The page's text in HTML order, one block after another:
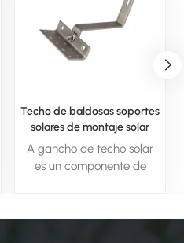
Techo de baldosas soportes
solares de montaje solar
gancho de techo ajustable
A gancho de techo solar
es un componente de
los paneles solares a los